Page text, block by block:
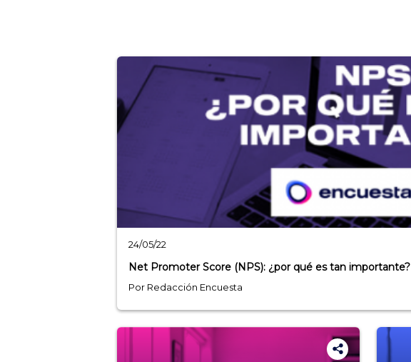
24/05/22
Net Promoter Score (NPS): ¿por qué es tan importante?
Por Redacción Encuesta